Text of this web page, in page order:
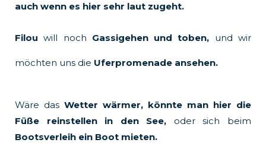
auch wenn es hier sehr laut zugeht.
Filou will noch Gassigehen und toben, und wir
möchten uns die Uferpromenade ansehen.
Wäre das Wetter wärmer, könnte man hier die
Füße reinstellen in den See, oder sich beim
Bootsverleih ein Boot mieten.